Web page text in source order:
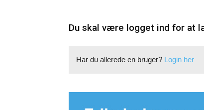
Du skal være logget ind for at
Har du allerede en bruger? Login her